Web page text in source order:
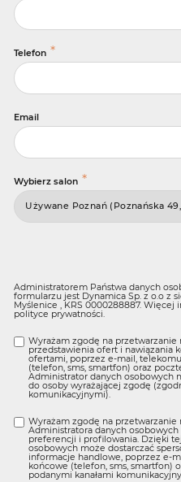
Telefon *
Email
Wybierz salon *
Administratorem Państwa danych
formularzu jest Dynamica Sp. z o.o z
Myślenice , KRS 0000288887.
polityce prywatności.
Wyrażam zgodę na
przedstawienia ofert i nawiązania
ofertami, poprzez e-mail,
(telefon, sms, smartfon) oraz
Administrator danych osobowych
do osoby wyrażającej zgodę
komunikacyjnymi).
Wyrażam zgodę na
Administratora danych
preferencji i profilowania. Dzięki
osobowych może dostarczać
informacje handlowe, poprzez e-
końcowe (telefon, sms, smartfon)
podanymi kanałami